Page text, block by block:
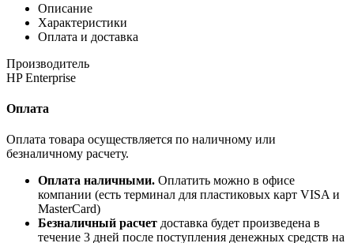
Описание
Характеристики
Оплата и доставка
Производитель
HP Enterprise
Оплата
Оплата товара осуществляется по наличному или
безналичному расчету.
Оплата наличными. Оплатить можно в офисе
компании (есть терминал для пластиковых карт VISA и
MasterCard)
Безналичный расчет доставка будет произведена в
течение 3 дней после поступления денежных средств на